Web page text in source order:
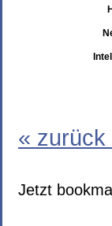
«
Jetzt